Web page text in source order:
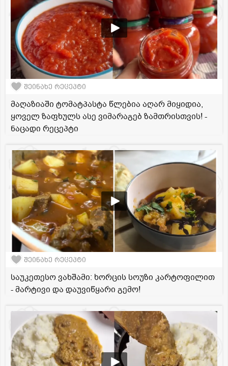
შეინახე რეცეპტი
მაღაზიაში ტომატპასტა წლებია აღარ მიყიდია,
ყოველ ზაფხულს ასე ვიმარაგებ ზამთრისთვის! -
ნაცადი რეცეპტი
შეინახე რეცეპტი
საუკეთესო ვახშამი: ხორცის სოუზი კარტოფილით
- მარტივი და დაუვიწყარი გემო!